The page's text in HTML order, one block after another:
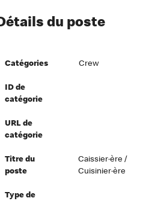
à l’égard de nos employés
directeurs
équité et inclusion
au travail
du poste
Catégories Crew
ID de
catégorie
URL de
catégorie
Titre du
poste
Caissier·ère /
Cuisinier·ère
Type de